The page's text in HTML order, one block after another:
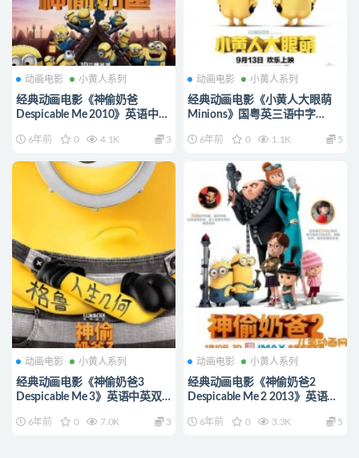
动画电影 小黄人系列
经典动画电影《神偷奶爸
Despicable Me 2010》英语中英
小黄人系列动画全集下载
6年前 0 4.1K 3
动画电影 小黄人系列
经典动画电影《小黄人大眼萌
Minions》国粤英三语中字
画全集下载
6年前 0 1.1K 5
动画电影 小黄人系列
经典动画电影《神偷奶爸3
Despicable Me 3》英语中英双
小黄人系列动画全集下载
6年前 0 7.0K 3
动画电影 小黄人系列
经典动画电影《神偷奶爸2
Despicable Me 2 2013》英语中
720P/MP4/1.36G 小黄人系列
6年前 0 3.3K 5